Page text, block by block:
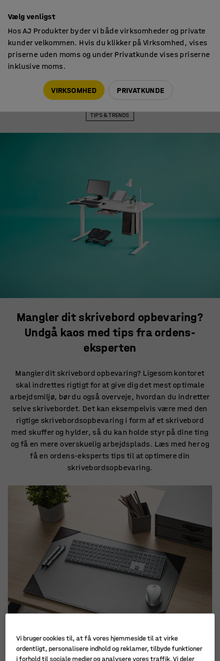
Mangler dit skrivebord opbevaring? Undgå kaos med tips fra
ordens-eksperten
TIPS & TRENDS
Mangler dit skrivebord opbevaring?
Undgå kaos med tips fra ordens-
eksperten
Mangler dit skrivebord opbevaring? Ligesom kontoret
skal indrettes rigtigt for at give dig det mest optimale
arbejdsmiljø, bør du også overveje, hvordan du indretter
selve skrivebordet. Det kan eksempelvis være med den
rigtige skrivebordsopbevaring i form af et skrivebord
med skuffer og hylder, så du kan holde styr på dine ting
og få en mere overskuelig arbejdsplads. Læs med her og
få en ordens-eksperts tips til at optimere din
skrivebordsopbevaring.
Vælg venligst
Hos AJ Produkter byder vi både virksomheder og private
kunder velkommen. Hvis du klikker på Virksomhed, vises
priserne uden moms og under Privatkunde vises priserne
inklusive moms.
VIRKSOMHED PRIVATKUNDE
Vi bruger cookies til, at få vores hjemmeside til at virke
ordentligt, personalisere indhold og reklamer, tilbyde funktioner
i forhold til sociale medier og analysere vores traffik. Vi deler